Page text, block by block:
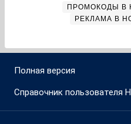
ПРОМОКОДЫ В
РЕКЛАМА В
Полная версия
Справочник пользователя